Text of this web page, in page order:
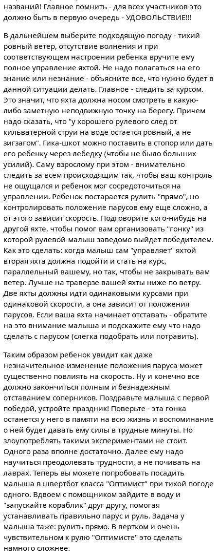
названий! Главное помнить - для всех участников это
должно быть в первую очередь - УДОВОЛЬСТВИЕ!!!
В дальнейшем выберите подходящую погоду - тихий
ровный ветер, отсутствие волнения и при
соответствующем настроении ребенка вручите ему
полное управление яхтой. Не надо полагаться на его
знание или незнание - объясните все, что нужно будет в
данной ситуации делать. Главное - следить за курсом.
Это значит, что яхта должна носом смотреть в какую-
либо заметную неподвижную точку на берегу. Причем
надо сказать, что "у хорошего рулевого след от
кильватерной струи на воде остается ровный, а не
зигзагом". Гика-шкот можно поставить в стопор или дать
его ребенку через лебедку (чтобы не было больших
усилий). Саму взрослому при этом - внимательно
следить за всем происходящим так, чтобы ваш контроль
не ощущался и ребенок мог сосредоточиться на
управлении. Ребенок постарается рулить "прямо", но
контролировать положение парусов ему еще сложно, а
от этого зависит скорость. Подговорите кого-нибудь на
другой яхте, чтобы помог вам организовать "гонку" из
которой рулевой-малыш заведомо выйдет победителем.
Как это сделать: когда малыш сам "управляет" яхтой
вторая яхта должна подойти и стать на курс,
параллельный вашему, но так, чтобы не закрывать вам
ветер. Лучше на траверзе вашей яхты ниже по ветру.
Две яхты должны идти одинаковыми курсами при
одинаковой скорости, а она зависит от положения
парусов. Если ваша яхта начинает отставать - обратите
на это внимание малыша и подскажите ему что надо
сделать с парусом (слегка подобрать или потравить).
Таким образом ребенок увидит как даже
незначительное изменение положения паруса может
существенно повлиять на скорость. Ну и конечно все
должно закончиться полным и безнадежным
отставанием соперников. Поздравьте малыша с первой
победой, устройте праздник! Поверьте - эта гонка
останется у него в памяти на всю жизнь и воспоминание
о ней будет давать ему силы в трудные минуты. Но
злоупотреблять такими экспериментами не стоит.
Одного раза вполне достаточно. Далее ему надо
научиться преодолевать трудности, а не почивать на
лаврах. Теперь вы можете попробовать посадить
малыша в швертбот класса "Оптимист" при тихой погоде
одного. Вдвоем с помощником зайдите в воду и
"запускайте кораблик" друг другу, помогая
устанавливать правильно парус и руль. Задача у
малыша таже: рулить прямо. В вертком и очень
чувствительном к рулю "Оптимисте" это сделать
намного сложнее.